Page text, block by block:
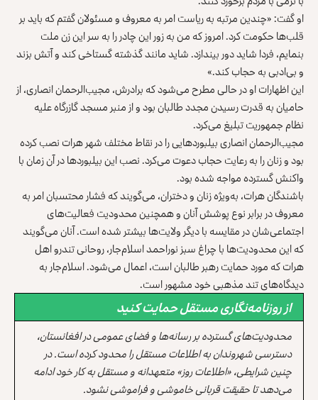
او گفت: «چندین مرتبه به ریاست امر به معروف و مسئولان گفتم که باید بر
قلب‌ها حکومت کرد. امروز که من به زور این چادر را به سر این زن ملت
بنمایم، فردا شاید دور بیندازد. شاید مانند گذشته گستاخی کند و آتش بزند
و بی‌ادبی به حجاب کند.»
این اظهارات او در حالی مطرح می‌شود که برادرش، مجیب‌الرحمان انصاری، از
حامیان به قدرت رسیدن مجدد طالبان بود و از منبر مسجد گازرگاه علیه
نظام جمهوریت تبلیغ می‌کرد.
مجیب‌الرحمان انصاری بیلبوردهایی را در نقاط مختلف شهر هرات نصب کرده
بود و زنان را به رعایت حجاب دعوت می‌کرد. نصب این بیلبوردها در آن زمان با
واکنش گسترده مواجه شده بود.
باشندگان هرات، به‌ویژه زنان و دختران، می‌گویند که فشار محتسبان امر به
معروف در برابر نوع پوشش آنان و همچنین محدودیت فعالیت‌های
اجتماعی‌شان در مقایسه با دیگر ولایت‌ها بیشتر شده است. آنان می‌گویند
که این محدودیت‌ها با چراغ سبز نوراحمد اسلام‌جار، روحانی تندرو اهل
هرات که مورد حمایت رهبر طالبان است، اعمال می‌شود. اسلام‌جار به
دیدگاه‌های تند مذهبی خود مشهور است.
از روزنامه‌نگاری مستقل حمایت کنید
محدودیت‌های گسترده بر رسانه‌ها و فضای عمومی در افغانستان،
دسترسی شهروندان به اطلاعات مستقل را محدود کرده است. در
چنین شرایطی، «اطلاعات روز» متعهدانه و مستقل به کار خود ادامه
می‌دهد تا حقیقت قربانی خاموشی و فراموشی نشود.